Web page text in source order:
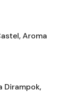
Aroma
Dirampok,